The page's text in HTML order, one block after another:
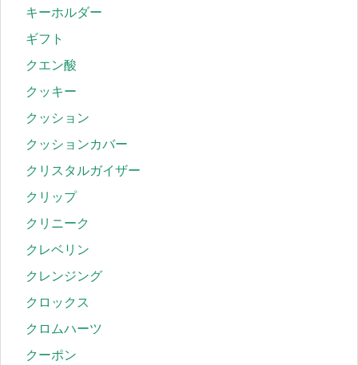
キーホルダー
ギフト
クエン酸
クッキー
クッション
クッションカバー
クリスタルガイザー
クリップ
クリニーク
クレベリン
クレンジング
クロックス
クロムハーツ
クーポン